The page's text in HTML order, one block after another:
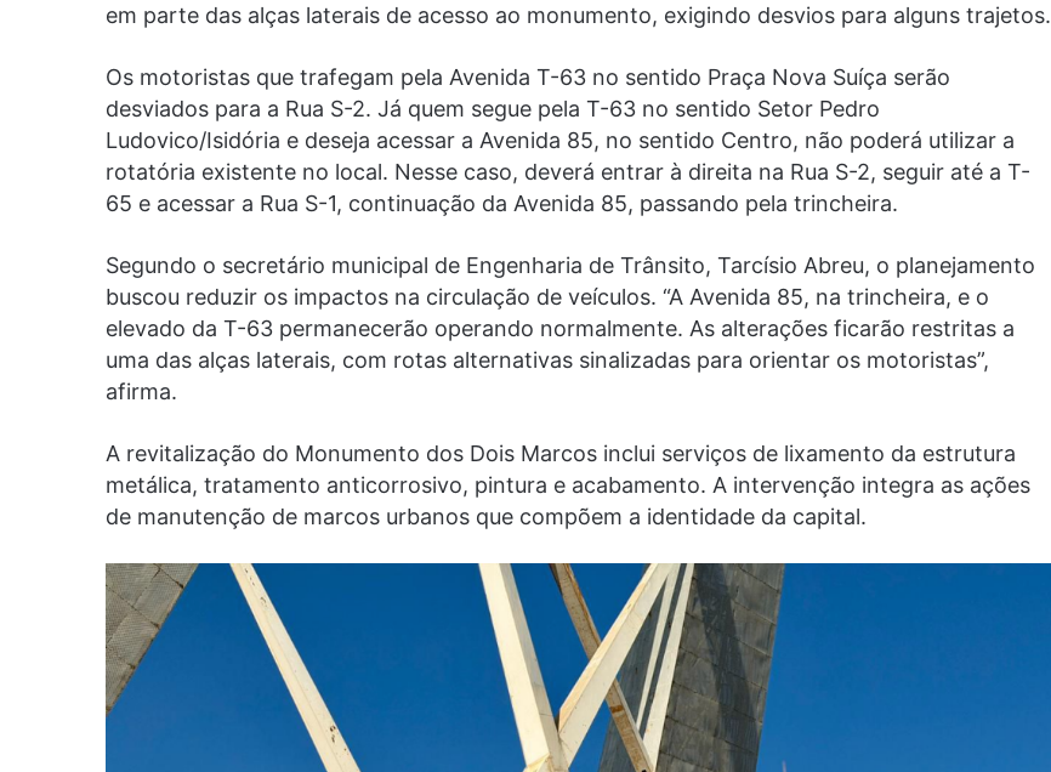
em parte das alças laterais de acesso ao monumento, exigindo desvios para alguns trajetos.
Os motoristas que trafegam pela Avenida T-63 no sentido Praça Nova Suíça serão
desviados para a Rua S-2. Já quem segue pela T-63 no sentido Setor Pedro
Ludovico/Isidória e deseja acessar a Avenida 85, no sentido Centro, não poderá utilizar a
rotatória existente no local. Nesse caso, deverá entrar à direita na Rua S-2, seguir até a T-
65 e acessar a Rua S-1, continuação da Avenida 85, passando pela trincheira.
Segundo o secretário municipal de Engenharia de Trânsito, Tarcísio Abreu, o planejamento
buscou reduzir os impactos na circulação de veículos. “A Avenida 85, na trincheira, e o
elevado da T-63 permanecerão operando normalmente. As alterações ficarão restritas a
uma das alças laterais, com rotas alternativas sinalizadas para orientar os motoristas”,
afirma.
A revitalização do Monumento dos Dois Marcos inclui serviços de lixamento da estrutura
metálica, tratamento anticorrosivo, pintura e acabamento. A intervenção integra as ações
de manutenção de marcos urbanos que compõem a identidade da capital.